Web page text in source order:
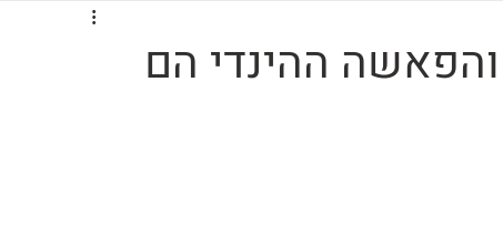
ההינדי הם